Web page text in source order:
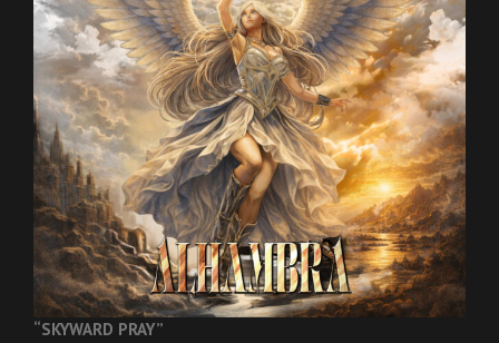
“SKYWARD PRAY”